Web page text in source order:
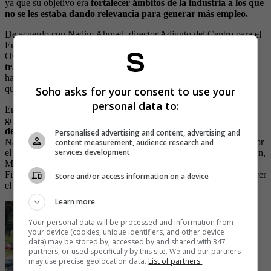
ya que su objetivo era fortalecer ámbitos de la industria a los que
no se les estaba dando relevancia para generar más empleo.
De acuerdo con Nadim Ahmad, director Adjunto del Centro para el
Emprendimiento, las PYMES, las Regiones y Ciudades de la
OCDE, con la economía naranja de Duque
trabajo para que haya apoyo público,
haya fuentes privadas de apoyo para el sector y ventajas fiscales,
que
es un grande direccionador en este campo”.
En ese sentido, la economía naranja es una política creada por el
gobierno
defender “una economía creativa”. Para ello se creó el Consejo
Nacional de la Economía Naranja (CNEN), que está compuesto por
el MinCultura, MinComercio, MinTIC, MinTrabajo, MinEducación,
MinInterior, MinHacienda, DNP, DANE, SENA, DNDA y
Findeter, cuya labor es o era coordinar lo que se hacía para fortalecer
el arte y la innovación en el país.
Soho asks for your consent to use your
personal data to:
Personalised advertising and content, advertising and
content measurement, audience research and
services development
Store and/or access information on a device
Learn more
Your personal data will be processed and information from
your device (cookies, unique identifiers, and other device
data) may be stored by, accessed by and shared with 347
partners, or used specifically by this site. We and our partners
may use precise geolocation data. List of partners.